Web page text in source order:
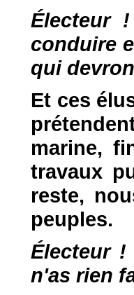
Électeur
conduire
qui
Et ces
marine,
travaux
reste,
peuples.
Électeur
n'as rien